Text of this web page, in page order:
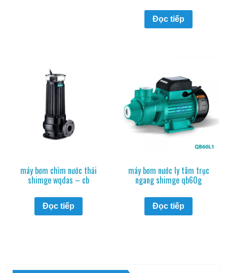
Đọc tiếp
máy bơm chìm nước thải
shimge wqdas – cb
Đọc tiếp
máy bơm nước ly tâm trục
ngang shimge qb60g
Đọc tiếp